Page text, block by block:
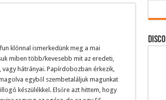
klónnal ismerkedünk meg a mai
miben több/kevesebb mit az eredeti,
vagy hátrányai. Papírdobozban érkezik,
egyből szembetaláljuk magunkat
készülékkel. Elsőre azt hittem, hogy